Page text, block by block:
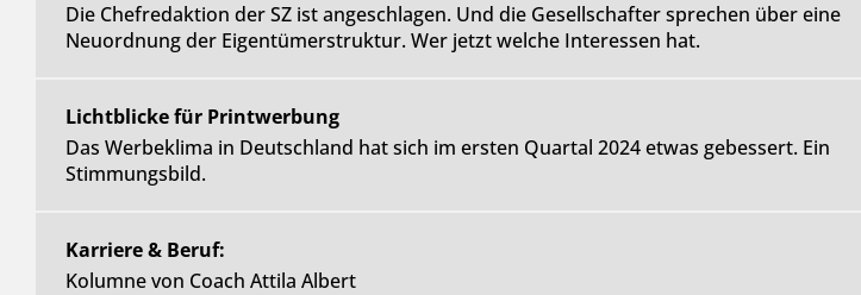
Die Chefredaktion der SZ ist angeschlagen. Und die Gesellschafter sprechen über eine
Neuordnung der Eigentümerstruktur. Wer jetzt welche Interessen hat.
Lichtblicke für Printwerbung
Das Werbeklima in Deutschland hat sich im ersten Quartal 2024 etwas gebessert. Ein
Stimmungsbild.
Karriere & Beruf:
Kolumne von Coach Attila Albert